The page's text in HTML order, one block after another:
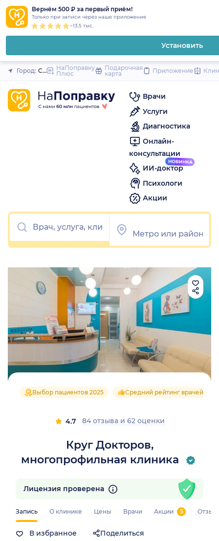
Вернём 500 ₽ за первый приём!
Только при записи через наше приложение
~13.5 тыс.
Установить
Закрыть
Город: Санкт-Петербург
НаПоправку
Плюс
Подарочная
карта
Приложение
Врачи
Услуги
Диагностика
Онлайн-
консультации
ИИ-доктор
Психологи
Акции
Круг Докторов,
многопрофильная клиника
Выбор пациентов 2025 Средний рейтинг врачей 4.8
4.7 84 отзыва и 62 оценки
Запись О клинике Цены Врачи Акции 5
В избранное Поделиться
Лицензия проверена